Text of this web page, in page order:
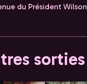
du Président
sorties